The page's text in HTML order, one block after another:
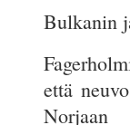
Bulkanin
että